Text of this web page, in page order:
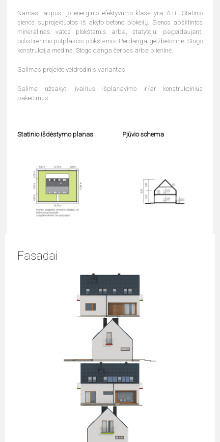
Namas taupus, jo energinio efektyvumo klasė yra A++. Statinio
sienos suprojektuotos iš akyto betono blokelių. Sienos apšiltintos
mineralinės vatos plokštėmis arba, statytojui pageidaujant,
polistireninio putplasčio plokštėmis. Perdanga gelžbetoninė. Stogo
konstrukcija medinė. Stogo danga čerpės arba plieninė.
Galimas projekto veidrodinis variantas.
Galima užsakyti įvairius išplanavimo ir/ar konstrukcinius
pakeitimus.
Statinio išdėstymo planas Pjūvio schema
Fasadai